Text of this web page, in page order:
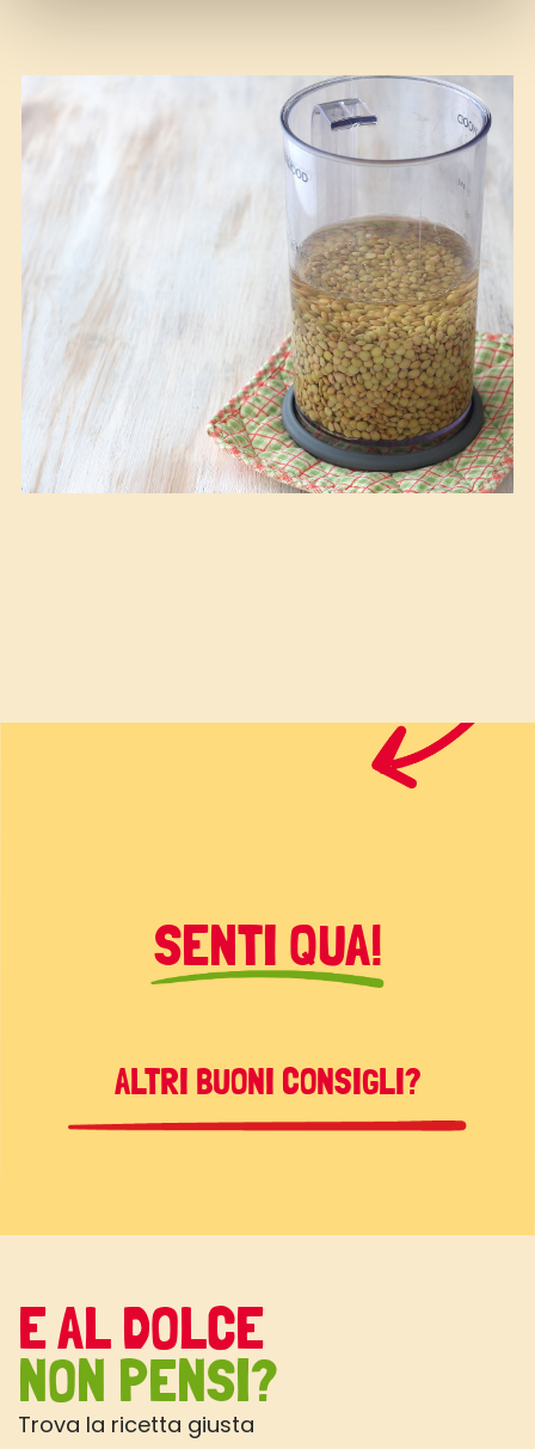
SENTI QUA!
ALTRI BUONI CONSIGLI?
E AL DOLCE
NON PENSI?
Trova la ricetta giusta